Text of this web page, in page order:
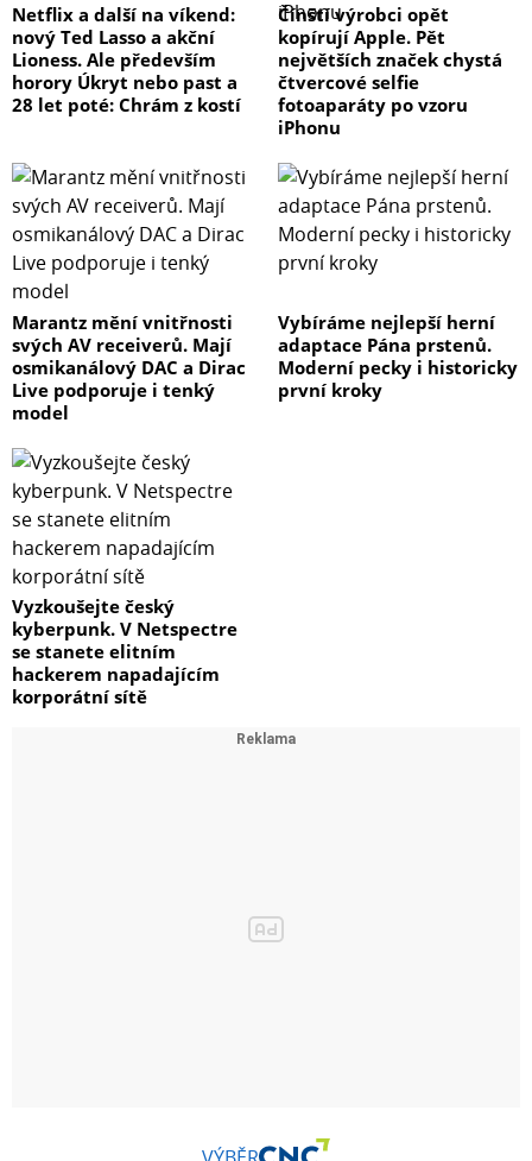
Netflix a další na víkend:
nový Ted Lasso a akční
Lioness. Ale především
horory Úkryt nebo past a
28 let poté: Chrám z kostí
Čínští výrobci opět
kopírují Apple. Pět
největších značek chystá
čtvercové selfie
fotoaparáty po vzoru
iPhonu
Marantz mění vnitřnosti
svých AV receiverů. Mají
osmikanálový DAC a Dirac
Live podporuje i tenký
model
Vybíráme nejlepší herní
adaptace Pána prstenů.
Moderní pecky i historicky
první kroky
Vyzkoušejte český
kyberpunk. V Netspectre
se stanete elitním
hackerem napadajícím
korporátní sítě